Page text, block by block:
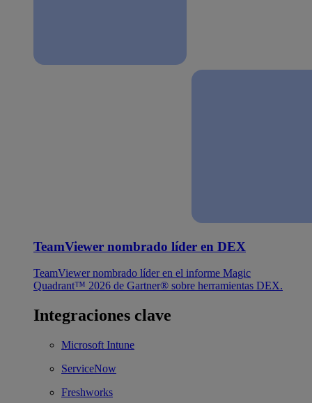
TeamViewer nombrado líder en DEX
TeamViewer nombrado líder en el informe Magic
Quadrant™ 2026 de Gartner® sobre herramientas DEX.
Integraciones clave
Microsoft Intune
ServiceNow
Freshworks